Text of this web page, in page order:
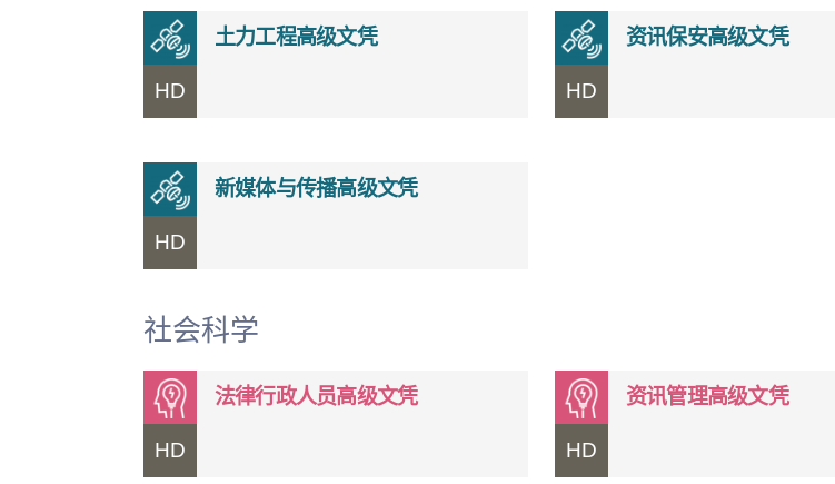
HD
土力工程高级文凭
HD
资讯保安高级文凭
HD
新媒体与传播高级文凭
社会科学
HD
法律行政人员高级文凭
HD
资讯管理高级文凭